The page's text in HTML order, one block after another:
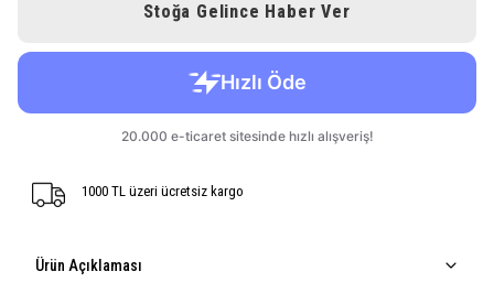
Stoğa Gelince Haber Ver
1000 TL üzeri ücretsiz kargo
Ürün Açıklaması